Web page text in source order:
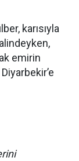
karısıyla
emirin
Diyarbekir’e